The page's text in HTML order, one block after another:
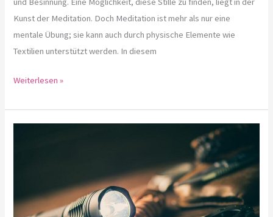
Kunst der Meditation. Doch Meditation ist mehr als nur eine
mentale Übung; sie kann auch durch physische Elemente wie
Textilien unterstützt werden. In diesem
Weiterlesen »
Reisen